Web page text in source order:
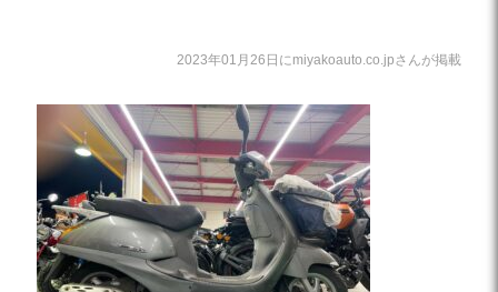
2023年01月26日にmiyakoauto.co.jpさんが掲載